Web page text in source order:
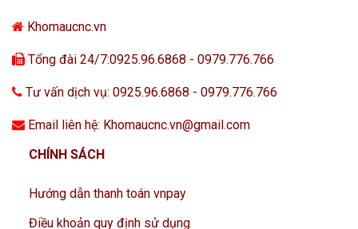
Khomaucnc.vn
Tổng đài 24/7:0925.96.6868 - 0979.776.766
Tư vấn dịch vụ: 0925.96.6868 - 0979.776.766
Email liên hệ: Khomaucnc.vn@gmail.com
CHÍNH SÁCH
Hướng dẫn thanh toán vnpay
Điều khoản quy định sử dụng